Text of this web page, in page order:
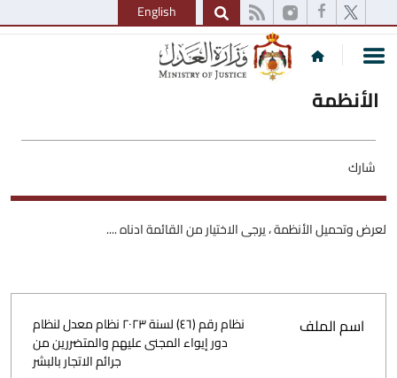
English
الأنظمة
شارك
لعرض وتحميل الأنظمة ، يرجى الاختيار من القائمة ادناه ....
اسم الملف
نظام رقم (٤٦) لسنة ٢٠٢٣ نظام معدل لنظام
دور إيواء المجنى عليهم والمتضررين من
جرائم الاتجار بالبشر